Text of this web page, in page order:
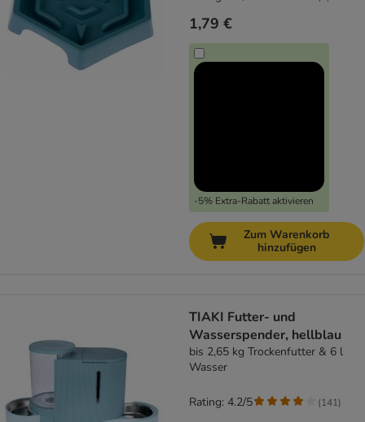
1,79 €
-5% Extra-Rabatt aktivieren
Zum Warenkorb
hinzufügen
TIAKI Futter- und
Wasserspender, hellblau
bis 2,65 kg Trockenfutter & 6 l
Wasser
Rating: 4.2/5 (141)